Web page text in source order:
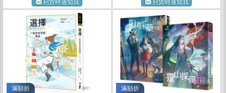
滿額折 滿額折